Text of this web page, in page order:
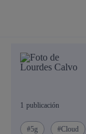
1 publicación
5g Cloud